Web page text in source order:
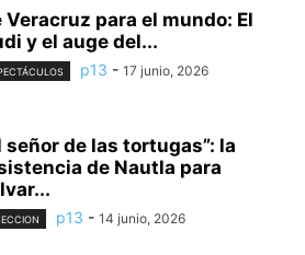
Veracruz para el mundo: El
y el auge del...
p13 - 17 junio, 2026
señor de las tortugas”: la
de Nautla para
p13 - 14 junio, 2026